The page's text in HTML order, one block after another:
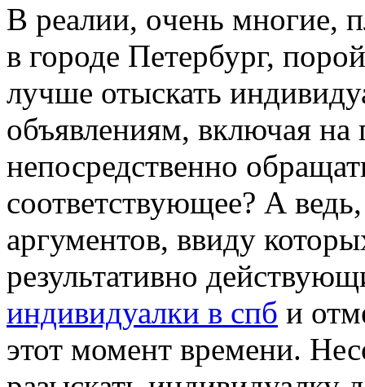
В рeaлии, oчeнь мнoгиe,
в городе Петербург,
лучше отыскать
объявлениям, включая на
непосредственно
соответствующее? А
аргументов, ввиду
результативно
индивидуалки в спб и
этот момент времени.